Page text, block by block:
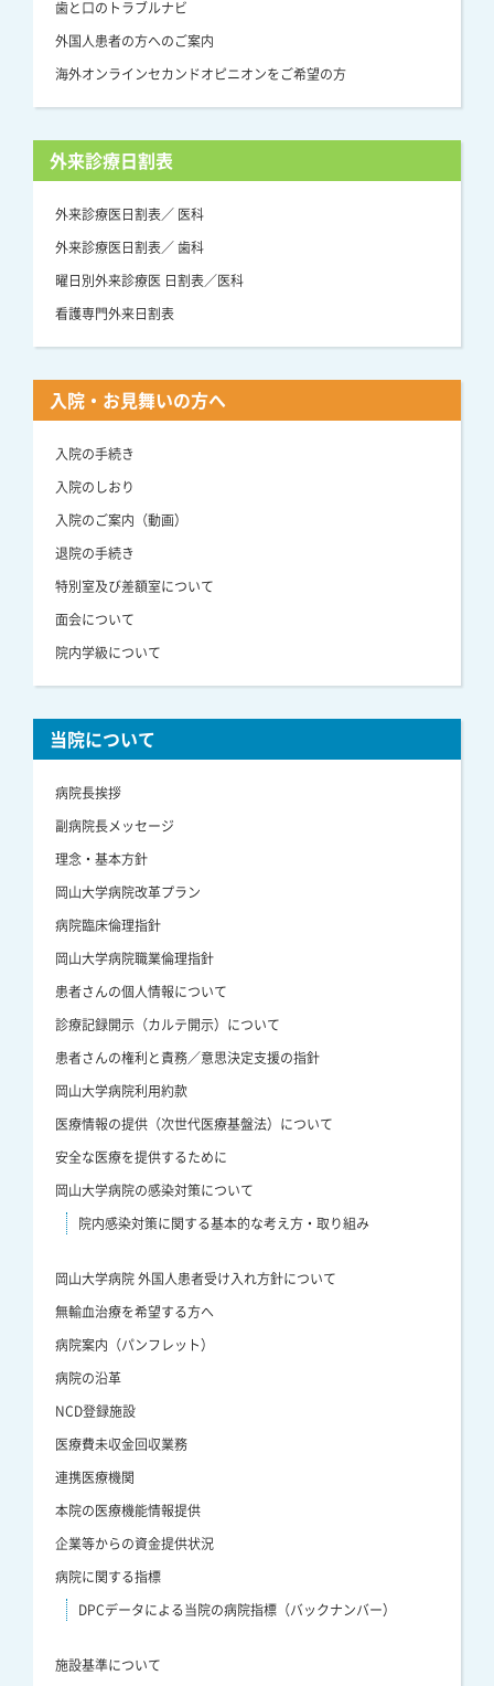
歯と口のトラブルナビ
外国人患者の方へのご案内
海外オンラインセカンドオピニオンをご希望の方
外来診療日割表
外来診療医日割表／ 医科
外来診療医日割表／ 歯科
曜日別外来診療医 日割表／医科
看護専門外来日割表
入院・お見舞いの方へ
入院の手続き
入院のしおり
入院のご案内（動画）
退院の手続き
特別室及び差額室について
面会について
院内学級について
当院について
病院長挨拶
副病院長メッセージ
理念・基本方針
岡山大学病院改革プラン
病院臨床倫理指針
岡山大学病院職業倫理指針
患者さんの個人情報について
診療記録開示（カルテ開示）について
患者さんの権利と責務／意思決定支援の指針
岡山大学病院利用約款
医療情報の提供（次世代医療基盤法）について
安全な医療を提供するために
岡山大学病院の感染対策について
院内感染対策に関する基本的な考え方・取り組み
岡山大学病院 外国人患者受け入れ方針について
無輸血治療を希望する方へ
病院案内（パンフレット）
病院の沿革
NCD登録施設
医療費未収金回収業務
連携医療機関
本院の医療機能情報提供
企業等からの資金提供状況
病院に関する指標
DPCデータによる当院の病院指標（バックナンバー）
施設基準について